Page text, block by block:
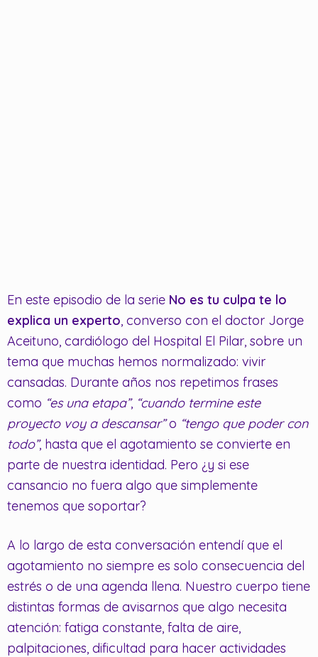
En este episodio de la serie No es tu culpa te lo
explica un experto, converso con el doctor Jorge
Aceituno, cardiólogo del Hospital El Pilar, sobre un
tema que muchas hemos normalizado: vivir
cansadas. Durante años nos repetimos frases
como “es una etapa”, “cuando termine este
proyecto voy a descansar”o “tengo que poder con
todo”, hasta que el agotamiento se convierte en
parte de nuestra identidad. Pero ¿y si ese
cansancio no fuera algo que simplemente
tenemos que soportar?
A lo largo de esta conversación entendí que el
agotamiento no siempre es solo consecuencia del
estrés o de una agenda llena. Nuestro cuerpo tiene
distintas formas de avisarnos que algo necesita
atención: fatiga constante, falta de aire,
palpitaciones, dificultad para hacer actividades